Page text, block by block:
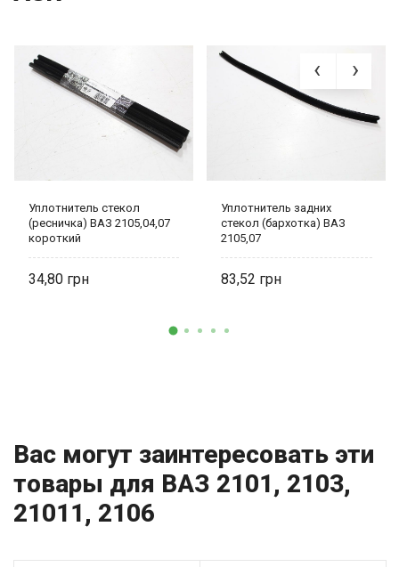
Уплотнитель стекол
(ресничка) ВАЗ 2105,04,07
короткий
34,80
Уплотнитель задних
стекол (бархотка) ВАЗ
2105,07
83,52
Вас могут заинтересовать эти
товары для ВАЗ 2101, 2103,
21011, 2106